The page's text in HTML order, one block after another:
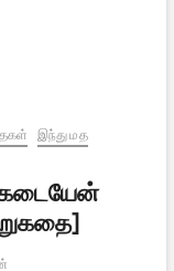
இந்து மத
கடையேன்